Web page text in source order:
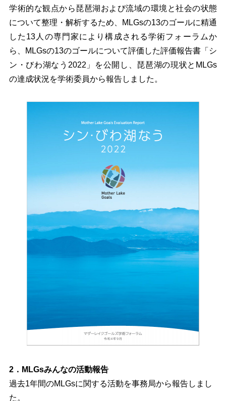
学術的な観点から琵琶湖および流域の環境と社会の状態
について整理・解析するため、MLGsの13のゴールに精通
した13人の専門家により構成される学術フォーラムか
ら、MLGsの13のゴールについて評価した評価報告書「シ
ン・びわ湖なう2022」を公開し、琵琶湖の現状とMLGs
の達成状況を学術委員から報告しました。
2．MLGsみんなの活動報告
過去1年間のMLGsに関する活動を事務局から報告しまし
た。